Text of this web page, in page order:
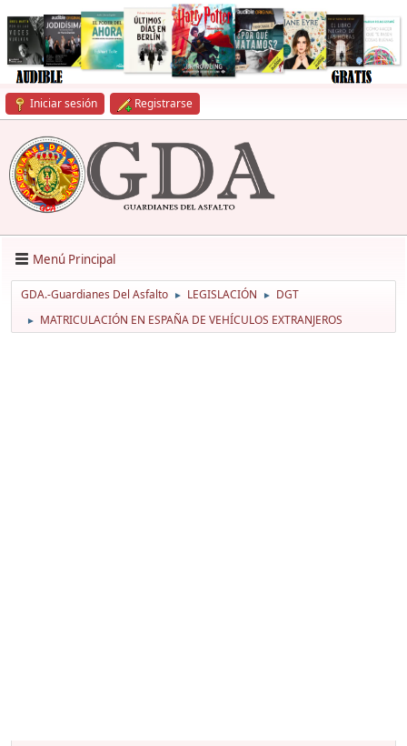
Iniciar sesión Registrarse
Menú Principal
GDA.-Guardianes Del Asfalto ► LEGISLACIÓN ► DGT
► MATRICULACIÓN EN ESPAÑA DE VEHÍCULOS EXTRANJEROS